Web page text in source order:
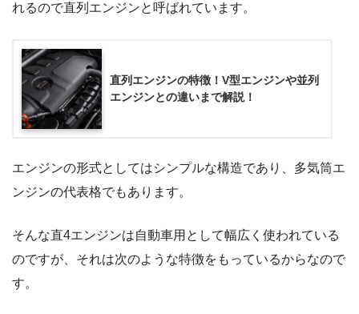
れるので直列エンジンと呼ばれています。
直列エンジンの特徴！V型エンジンや並列
エンジンとの違いまで解説！
エンジンの形式としてはシンプルな構造であり、多気筒エ
ンジンの代表格でもあります。
そんな直4エンジンは自動車用として幅広く使われている
のですが、それは次のような特徴をもっているからなので
す。